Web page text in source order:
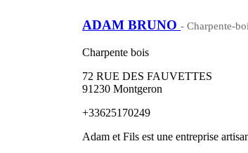
ADAM BRUNO - Charpente-
Charpente bois
72 RUE DES FAUVETTES
91230 Montgeron
+33625170249
Adam et Fils est une entreprise